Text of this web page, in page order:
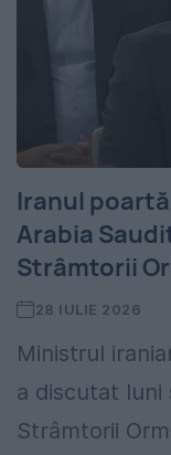
Iranul
Arabia
Strâmtorii
28 IULIE 2026
Ministrul
a discutat luni
Strâmtorii